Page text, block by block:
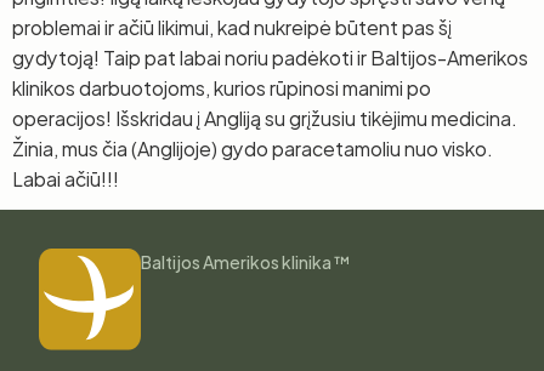
problemai ir ačiū likimui, kad nukreipė būtent pas šį
gydytoją! Taip pat labai noriu padėkoti ir Baltijos-Amerikos
klinikos darbuotojoms, kurios rūpinosi manimi po
operacijos! Išskridau į Angliją su grįžusiu tikėjimu medicina.
Žinia, mus čia (Anglijoje) gydo paracetamoliu nuo visko.
Labai ačiū!!!
Baltijos Amerikos klinika ™